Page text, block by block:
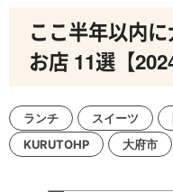
ここ半年以内
お店 11選【
ランチ スイーツ
KURUTOHP
大府市